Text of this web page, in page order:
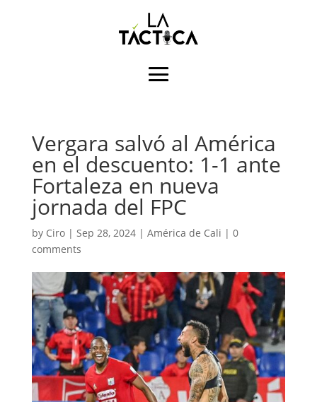
Vergara salvó al América
en el descuento: 1-1 ante
Fortaleza en nueva
jornada del FPC
by Ciro| Sep 28, 2024| América de Cali | 0
comments